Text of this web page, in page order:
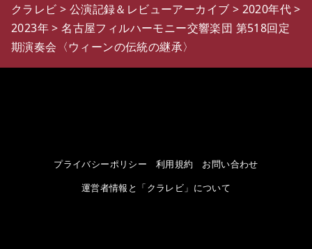
クラレビ > 公演記録＆レビューアーカイブ > 2020年代>
2023年>名古屋フィルハーモニー交響楽団 第518回定
期演奏会〈ウィーンの伝統の継承〉
プライバシーポリシー 利用規約
お問い合わせ
運営者情報と「クラレビ」について